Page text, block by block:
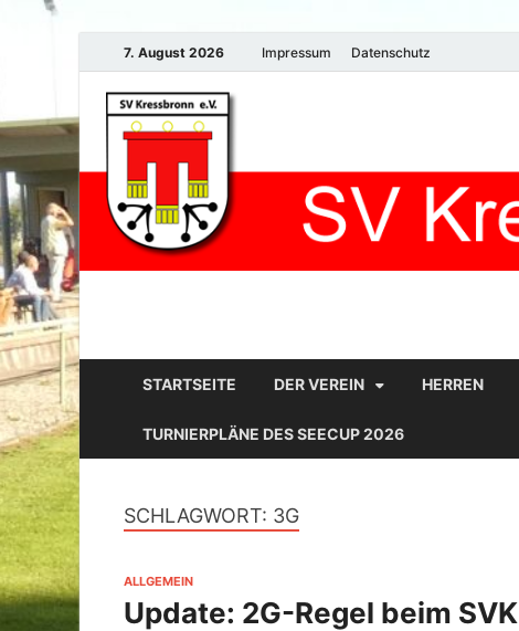
7. August 2026 Impressum Datenschutz
STARTSEITE DER VEREIN HERREN
TURNIERPLÄNE DES SEECUP 2026
SCHLAGWORT: 3G
ALLGEMEIN
Update: 2G-Regel beim SVK